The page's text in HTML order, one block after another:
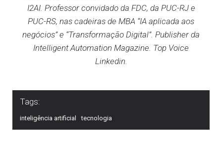
I2AI. Professor convidado da FDC, da PUC-RJ e
PUC-RS, nas cadeiras de MBA “IA aplicada aos
negócios” e “Transformação Digital”. Publisher da
Intelligent Automation Magazine. Top Voice
Linkedin.
Tags:
inteligência artificial tecnologia